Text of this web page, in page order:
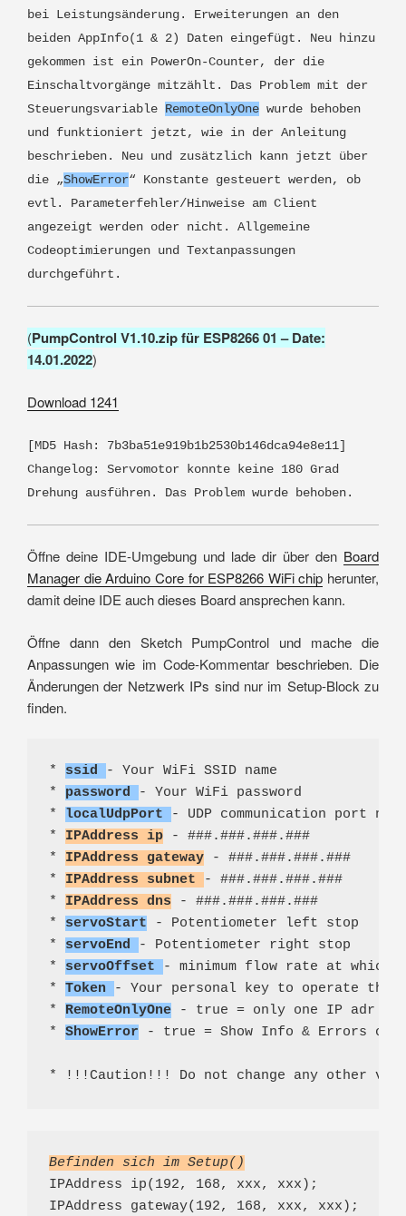
bei Leistungsänderung. Erweiterungen an den
beiden AppInfo(1 & 2) Daten eingefügt. Neu hinzu
gekommen ist ein PowerOn-Counter, der die
Einschaltvorgänge mitzählt. Das Problem mit der
Steuerungsvariable RemoteOnlyOne wurde behoben
und funktioniert jetzt, wie in der Anleitung
beschrieben. Neu und zusätzlich kann jetzt über
die „ShowError“ Konstante gesteuert werden, ob
evtl. Parameterfehler/Hinweise am Client
angezeigt werden oder nicht. Allgemeine
Codeoptimierungen und Textanpassungen
durchgeführt.
(PumpControl V1.10.zip für ESP8266 01 – Date:
14.01.2022)
Download 1241
[MD5 Hash: 7b3ba51e919b1b2530b146dca94e8e11]
Changelog: Servomotor konnte keine 180 Grad
Drehung ausführen. Das Problem wurde behoben.
Öffne deine IDE-Umgebung und lade dir über den Board
Manager die Arduino Core for ESP8266 WiFi chip herunter,
damit deine IDE auch dieses Board ansprechen kann.
Öffne dann den Sketch PumpControl und mache die
Anpassungen wie im Code-Kommentar beschrieben. Die
Änderungen der Netzwerk IPs sind nur im Setup-Block zu
finden.
* ssid
- Your WiFi SSID name
* password
- Your WiFi password
* localUdpPort
- UDP communication port
* IPAddress ip - ###.###.###.###
* IPAddress gateway - ###.###.###.###
* IPAddress subnet
- ###.###.###.###
* IPAddress dns - ###.###.###.###
* servoStart - Potentiometer left stop
* servoEnd
- Potentiometer right stop
* servoOffset
- minimum flow rate at
* Token
- Your personal key to operate
* RemoteOnlyOne - true = only one IP adr
* ShowError - true = Show Info & Errors on
* !!!Caution!!! Do not change any other
Befinden sich im Setup()
IPAddress ip(192, 168, xxx, xxx);
IPAddress gateway(192, 168, xxx, xxx);